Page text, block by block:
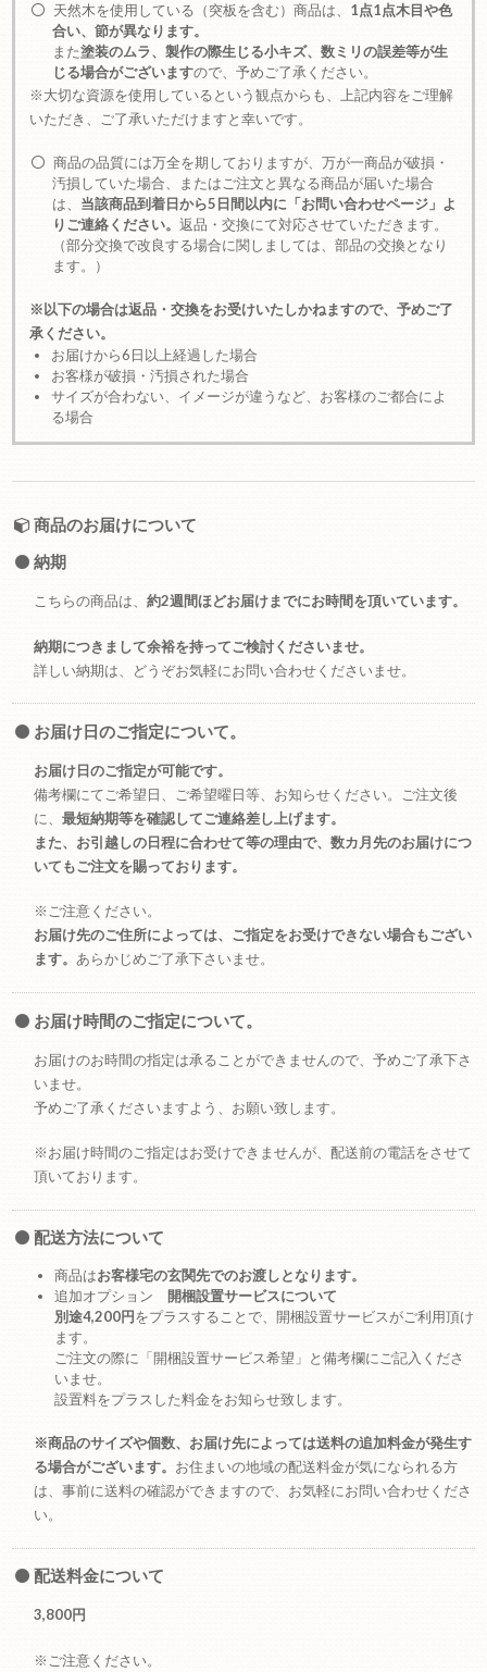
天然木を使用している（突板を含む）商品は、 1点1点木目や色
合い、節が異なります。
また塗装のムラ、製作の際生じる小キズ、数ミリの誤差等が生
じる場合がございますので、予めご了承ください。
※大切な資源を使用しているという観点からも、上記内容をご理解
いただき、ご了承いただけますと幸いです。
商品の品質には万全を期しておりますが、万が一商品が破損・
汚損していた場合、またはご注文と異なる商品が届いた場合
は、 当該商品到着日から5日間以内に「お問い合わせページ」よ
りご連絡ください。 返品・交換にて対応させていただきます。
（部分交換で改良する場合に関しましては、部品の交換となり
ます。）
※以下の場合は返品・交換をお受けいたしかねますので、予めご了
承ください。
お届けから6日以上経過した場合
お客様が破損・汚損された場合
サイズが合わない、イメージが違うなど、お客様のご都合によ
る場合
商品のお届けについて
納期
こちらの商品は、 約2週間ほどお届けまでにお時間を頂いています。
納期につきまして余裕を持ってご検討くださいませ。
詳しい納期は、どうぞお気軽にお問い合わせくださいませ。
お届け日のご指定について。
お届け日のご指定が可能です。
備考欄にてご希望日、ご希望曜日等、お知らせください。ご注文後
に、 最短納期等を確認してご連絡差し上げます。
また、お引越しの日程に合わせて等の理由で、数カ月先のお届けにつ
いてもご注文を賜っております。
※ご注意ください。
お届け先のご住所によっては、ご指定をお受けできない場合もござい
ます。 あらかじめご了承下さいませ。
お届け時間のご指定について。
お届けのお時間の指定は承ることができませんので、予めご了承下さ
いませ。
予めご了承くださいますよう、お願い致します。
※お届け時間のご指定はお受けできませんが、配送前の電話をさせて
頂いております。
配送方法について
商品はお客様宅の玄関先でのお渡しとなります。
追加オプション開梱設置サービスについて
別途4,200円をプラスすることで、開梱設置サービスがご利用頂け
ます。
ご注文の際に「開梱設置サービス希望」と備考欄にご記入くださ
いませ。
設置料をプラスした料金をお知らせ致します。
※商品のサイズや個数、お届け先によっては送料の追加料金が発生す
る場合がございます。 お住まいの地域の配送料金が気になられる方
は、事前に送料の確認ができますので、お気軽にお問い合わせくださ
い。
配送料金について
3,800円
※ご注意ください。